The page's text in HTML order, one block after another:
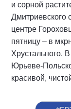
и сорной
Дмитриевского
центре
пятницу – в
Хрустального.
Юрьеве-
красивой,